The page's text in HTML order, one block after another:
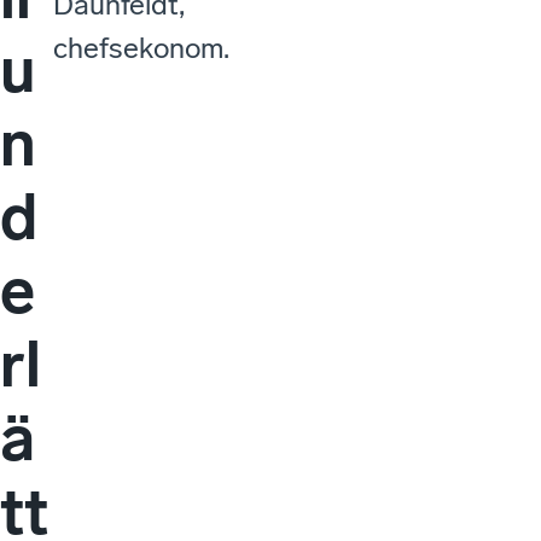
u
n
d
e
rl
ä
tt
chefsekonom.